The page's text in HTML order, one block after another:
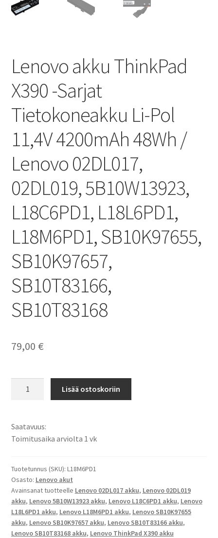
Lenovo akku ThinkPad
X390 -Sarjat
Tietokoneakku Li-Pol
11,4V 4200mAh 48Wh /
Lenovo 02DL017,
02DL019, 5B10W13923,
L18C6PD1, L18L6PD1,
L18M6PD1, SB10K97655,
SB10K97657,
SB10T83166,
SB10T83168
79,00 €
-
Sarjat
Li-
Pol
11,4V
4200mAh
48Wh
/
Lisää ostoskoriin
Saatavuus:
Toimitusaika arviolta 1 vk
Tuotetunnus (SKU): L18M6PD1
Osasto: Lenovo akut
Avainsanat tuotteelle Lenovo 02DL017 akku, Lenovo 02DL019
akku, Lenovo 5B10W13923 akku, Lenovo L18C6PD1 akku, Lenovo
L18L6PD1 akku, Lenovo L18M6PD1 akku, Lenovo SB10K97655
akku, Lenovo SB10K97657 akku, Lenovo SB10T83166 akku,
Lenovo SB10T83168 akku, Lenovo ThinkPad X390 akku